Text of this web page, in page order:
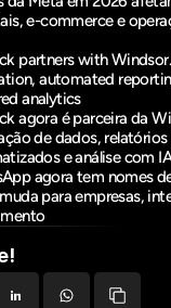
e-commerce e
partners with
automated
analytics
agora é parceira da
de dados, relatórios
e análise com IA
agora tem nomes
para empresas,